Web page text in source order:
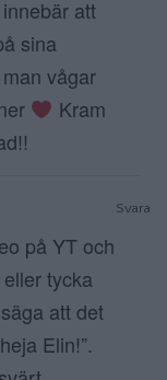
att
sina
vågar
Kram
Svara
på YT och
tycka
att det
Elin!”.